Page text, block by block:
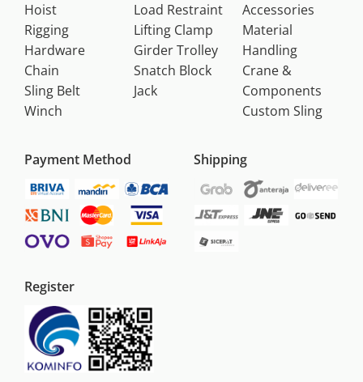
Hoist
Rigging
Hardware
Chain
Sling Belt
Winch
Load Restraint
Lifting Clamp
Girder Trolley
Snatch Block
Jack
Accessories
Material
Handling
Crane &
Components
Custom Sling
Payment Method Shipping
Register